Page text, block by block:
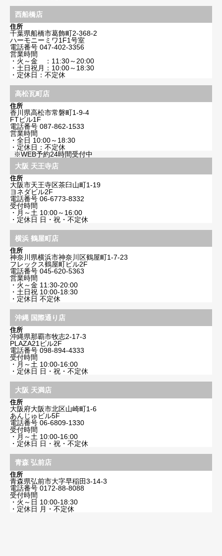
西船橋店
住所
千葉県船橋市葛飾町2-368-2
ハーモニーミワ1F1号室
電話番号 047-402-3356
営業時間
・火～金 ：11:30～20:00
・土日祝月：10:00～18:30
・定休日：不定休
高松瓦町店
住所
香川県高松市常磐町1-9-4
FTビル1F
電話番号 087-862-1533
営業時間
・全日 10:00～18:30
・定休日：不定休
※WEB予約24時間受付中
大阪 天王寺店
住所
大阪市天王寺区茶臼山町1-19
ヨネダビル2F
電話番号 06-6773-8332
受付時間
・月～土 10:00～16:00
・定休日 日・祝・不定休
横浜 鶴屋町店
住所
神奈川県横浜市神奈川区鶴屋町1-7-23
フレックス鶴屋町ビル2F
電話番号 045-620-5363
営業時間
・火～金 11:30-20:00
・土日祝 10:00-18:30
・定休日 不定休
沖縄 国際通り店
住所
沖縄県那覇市牧志2-17-3
PLAZA21ビル2F
電話番号 098-894-4333
受付時間
・月～土 10:00-16:00
・定休日 日・祝・不定休
大阪 天満店
住所
大阪府大阪市北区山崎町1-6
あんじゅビル5F
電話番号 06-6809-1330
受付時間
・月～土 10:00-16:00
・定休日 日・祝・不定休
青森 弘前店
住所
青森県弘前市大字早稲田3-14-3
電話番号 0172-88-8088
受付時間
・火～日 10:00-18:30
・定休日 月・不定休